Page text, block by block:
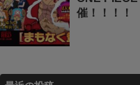
催！！！！